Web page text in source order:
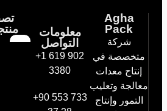
Agha
Pack
شركة
متخصصة في
إنتاج معدات
معالجة وتعليب
التمور وإنتاج
معلومات
التواصل
+1 619 902
3380
+90 553 733